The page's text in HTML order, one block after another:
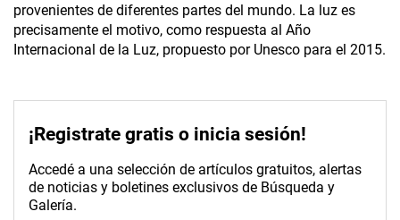
provenientes de diferentes partes del mundo. La luz es
precisamente el motivo, como respuesta al Año
Internacional de la Luz, propuesto por Unesco para el 2015.
¡Registrate gratis o inicia sesión!
Accedé a una selección de artículos gratuitos, alertas
de noticias y boletines exclusivos de Búsqueda y
Galería.